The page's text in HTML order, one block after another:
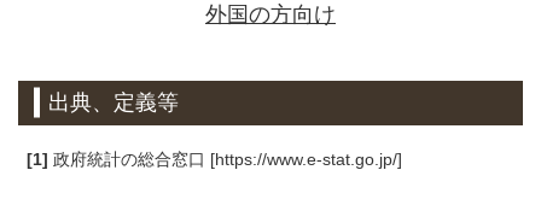
外国の方向け
出典、定義等
[1] 政府統計の総合窓口 [https://www.e-stat.go.jp/]